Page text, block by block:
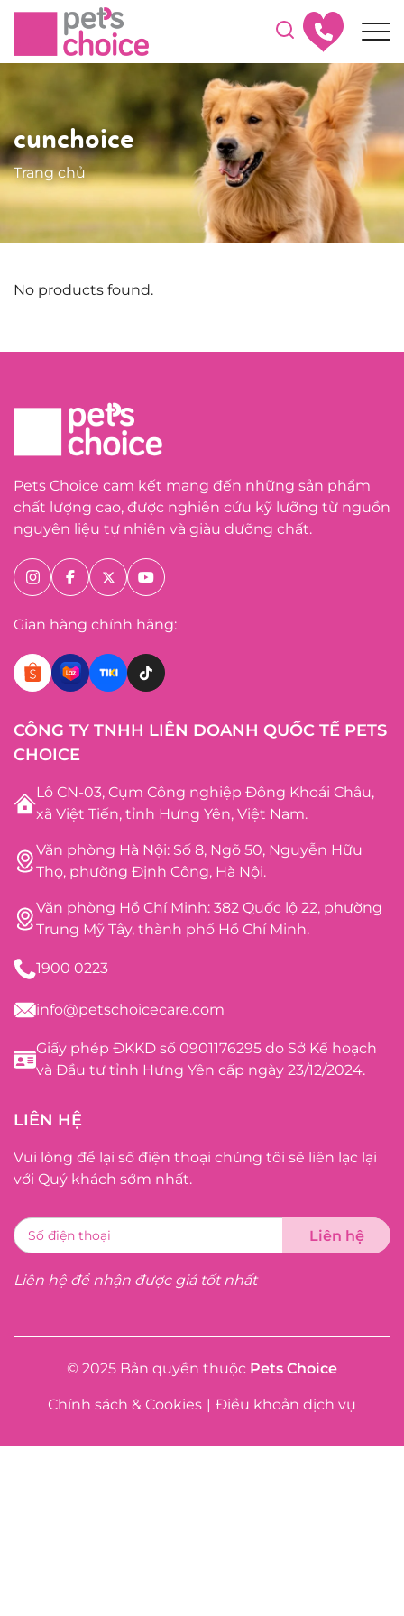
cunchoice
Trang chủ
No products found.
Pets Choice cam kết mang đến những sản phẩm
chất lượng cao, được nghiên cứu kỹ lưỡng từ nguồn
nguyên liệu tự nhiên và giàu dưỡng chất.
Gian hàng chính hãng:
CÔNG TY TNHH LIÊN DOANH QUỐC TẾ PETS
CHOICE
Lô CN-03, Cụm Công nghiệp Đông Khoái Châu,
xã Việt Tiến, tỉnh Hưng Yên, Việt Nam.
Văn phòng Hà Nội: Số 8, Ngõ 50, Nguyễn Hữu
Thọ, phường Định Công, Hà Nội.
Văn phòng Hồ Chí Minh: 382 Quốc lộ 22, phường
Trung Mỹ Tây, thành phố Hồ Chí Minh.
1900 0223
info@petschoicecare.com
Giấy phép ĐKKD số 0901176295 do Sở Kế hoạch
và Đầu tư tỉnh Hưng Yên cấp ngày 23/12/2024.
LIÊN HỆ
Vui lòng để lại số điện thoại chúng tôi sẽ liên lạc lại
với Quý khách sớm nhất.
Liên hệ để nhận được giá tốt nhất
© 2025 Bản quyền thuộc Pets Choice
Chính sách & Cookies | Điều khoản dịch vụ